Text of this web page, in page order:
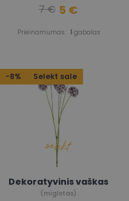
Prieinamumas: 1 gabalas
7 € 5 €
-8% Selekt sale
Dekoratyvinis vaškas
(miglotas)